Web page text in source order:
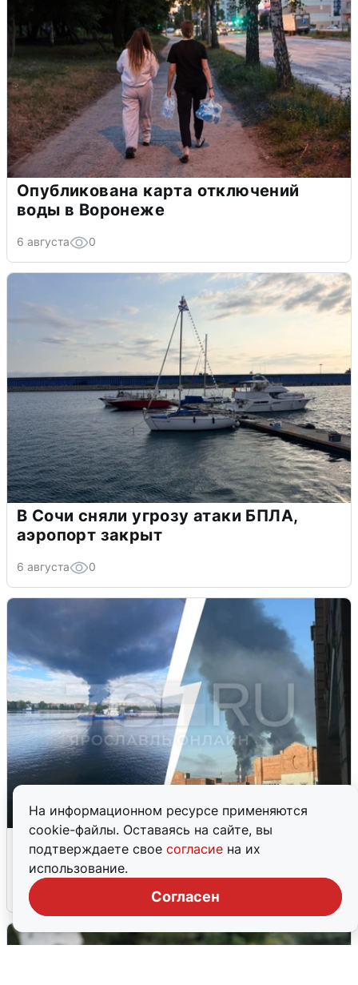
На информационном ресурсе применяются
cookie-файлы. Оставаясь на сайте, вы
подтверждаете свое согласие на их
использование.
Согласен
Опубликована карта отключений
воды в Воронеже
6 августа 0
В Сочи сняли угрозу атаки БПЛА,
аэропорт закрыт
6 августа 0
Ночная атака БПЛА на Ярославль:
попадания и последствия
6 августа